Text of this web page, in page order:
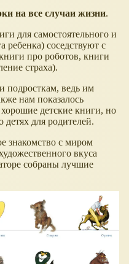
на все случаи жизни.
для самостоятельного и
ребенка) соседствуют с
про роботов, книги
страха).
подросткам, ведь им
нам показалось
детские книги, но
для родителей.
знакомство с миром
вкуса
собраны лучшие